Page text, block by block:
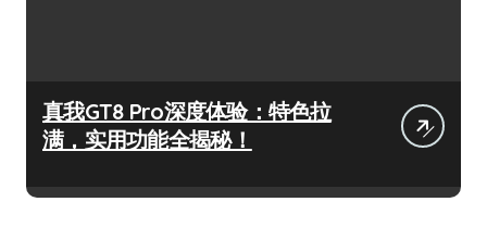
真我GT8 Pro深度体验：特色拉
满，实用功能全揭秘！